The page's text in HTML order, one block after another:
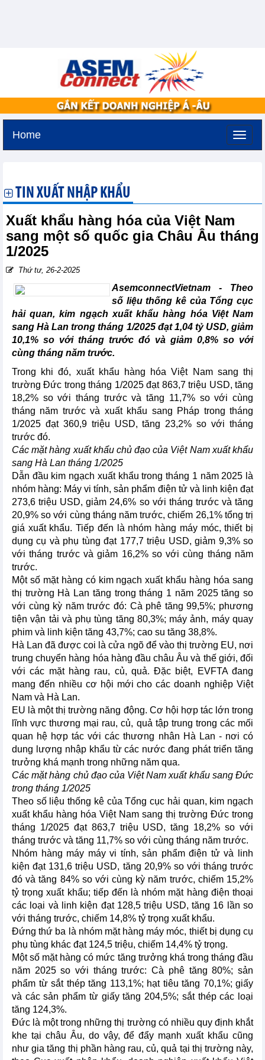
Home
TIN XUẤT NHẬP KHẨU
Xuất khẩu hàng hóa của Việt Nam
sang một số quốc gia Châu Âu tháng
1/2025
Thứ tư, 26-2-2025
AsemconnectVietnam - Theo
số liệu thống kê của Tổng cục
hải quan, kim ngạch xuất khẩu hàng hóa Việt Nam
sang Hà Lan trong tháng 1/2025 đạt 1,04 tỷ USD, giảm
10,1% so với tháng trước đó và giảm 0,8% so với
cùng tháng năm trước.
Trong khi đó, xuất khẩu hàng hóa Việt Nam sang thị
trường Đức trong tháng 1/2025 đạt 863,7 triệu USD, tăng
18,2% so với tháng trước và tăng 11,7% so với cùng
tháng năm trước và xuất khẩu sang Pháp trong tháng
1/2025 đạt 360,9 triệu USD, tăng 23,2% so với tháng
trước đó.
Các mặt hàng xuất khẩu chủ đạo của Việt Nam xuất khẩu
sang Hà Lan tháng 1/2025
Dẫn đầu kim ngạch xuất khẩu trong tháng 1 năm 2025 là
nhóm hàng: Máy vi tính, sản phẩm điện tử và linh kiện đạt
273,6 triệu USD, giảm 24,6% so với tháng trước và tăng
20,9% so với cùng tháng năm trước, chiếm 26,1% tổng trị
giá xuất khẩu. Tiếp đến là nhóm hàng máy móc, thiết bị
dụng cụ và phụ tùng đạt 177,7 triệu USD, giảm 9,3% so
với tháng trước và giảm 16,2% so với cùng tháng năm
trước.
Một số mặt hàng có kim ngạch xuất khẩu hàng hóa sang
thị trường Hà Lan tăng trong tháng 1 năm 2025 tăng so
với cùng kỳ năm trước đó: Cà phê tăng 99,5%; phương
tiện vận tải và phụ tùng tăng 80,3%; máy ảnh, máy quay
phim và linh kiện tăng 43,7%; cao su tăng 38,8%.
Hà Lan đã được coi là cửa ngõ để vào thị trường EU, nơi
trung chuyển hàng hóa hàng đầu châu Âu và thế giới, đối
với các mặt hàng rau, củ, quả. Đặc biệt, EVFTA đang
mang đến nhiều cơ hội mới cho các doanh nghiệp Việt
Nam và Hà Lan.
EU là một thị trường năng động. Cơ hội hợp tác lớn trong
lĩnh vực thương mại rau, củ, quả tập trung trong các mối
quan hệ hợp tác với các thương nhân Hà Lan - nơi có
dung lượng nhập khẩu từ các nước đang phát triển tăng
trưởng khá mạnh trong những năm qua.
Các mặt hàng chủ đạo của Việt Nam xuất khẩu sang Đức
trong tháng 1/2025
Theo số liệu thống kê của Tổng cục hải quan, kim ngạch
xuất khẩu hàng hóa Việt Nam sang thị trường Đức trong
tháng 1/2025 đạt 863,7 triệu USD, tăng 18,2% so với
tháng trước và tăng 11,7% so với cùng tháng năm trước.
Nhóm hàng máy máy vi tính, sản phẩm điện tử và linh
kiện đạt 131,6 triệu USD, tăng 20,9% so với tháng trước
đó và tăng 84% so với cùng kỳ năm trước, chiếm 15,2%
tỷ trọng xuất khẩu; tiếp đến là nhóm mặt hàng điện thoại
các loại và linh kiện đạt 128,5 triệu USD, tăng 16 lần so
với tháng trước, chiếm 14,8% tỷ trọng xuất khẩu.
Đứng thứ ba là nhóm mặt hàng máy móc, thiết bị dụng cụ
phụ tùng khác đạt 124,5 triệu, chiếm 14,4% tỷ trọng.
Một số mặt hàng có mức tăng trưởng khá trong tháng đầu
năm 2025 so với tháng trước: Cà phê tăng 80%; sản
phẩm từ sắt thép tăng 113,1%; hạt tiêu tăng 70,1%; giấy
và các sản phẩm từ giấy tăng 204,5%; sắt thép các loại
tăng 124,3%.
Đức là một trong những thị trường có nhiều quy định khắt
khe tại châu Âu, do vậy, để đẩy mạnh xuất khẩu cũng
như gia tăng thị phần hàng rau, củ, quả tại thị trường này,